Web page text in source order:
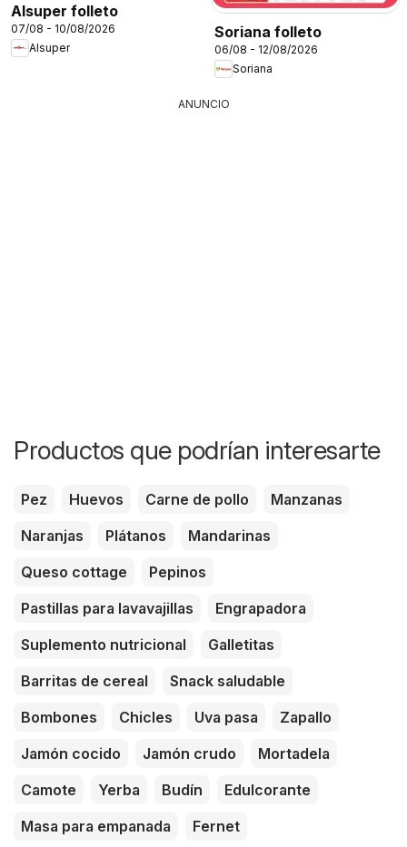
Alsuper folleto
07/08 - 10/08/2026
Alsuper
Soriana folleto
06/08 - 12/08/2026
Soriana
ANUNCIO
Productos que podrían interesarte
Pez Huevos Carne de pollo
Manzanas
Naranjas
Plátanos
Mandarinas
Queso cottage
Pepinos
Pastillas para lavavajillas
Engrapadora
Suplemento nutricional
Galletitas
Barritas de cereal
Snack saludable
Bombones
Chicles Uva pasa
Zapallo
Jamón cocido
Jamón crudo
Mortadela
Camote
Yerba Budín
Edulcorante
Masa para empanada
Fernet